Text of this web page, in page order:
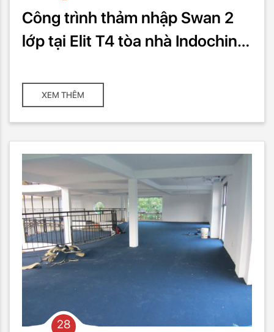
Công trình thảm nhập Swan 2
lớp tại Elit T4 tòa nhà Indochina
XEM THÊM
28